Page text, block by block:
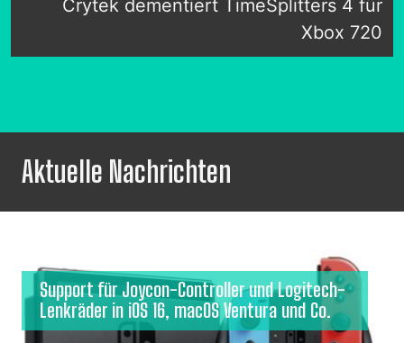
Crytek dementiert TimeSplitters 4 für
Xbox 720
Aktuelle Nachrichten
Support für Joycon-Controller und Logitech-
Lenkräder in iOS 16, macOS Ventura und Co.